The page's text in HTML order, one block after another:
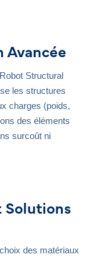
Avancée
Structural
les structures
charges (poids,
des éléments
surcoût ni
Solutions
des matériaux